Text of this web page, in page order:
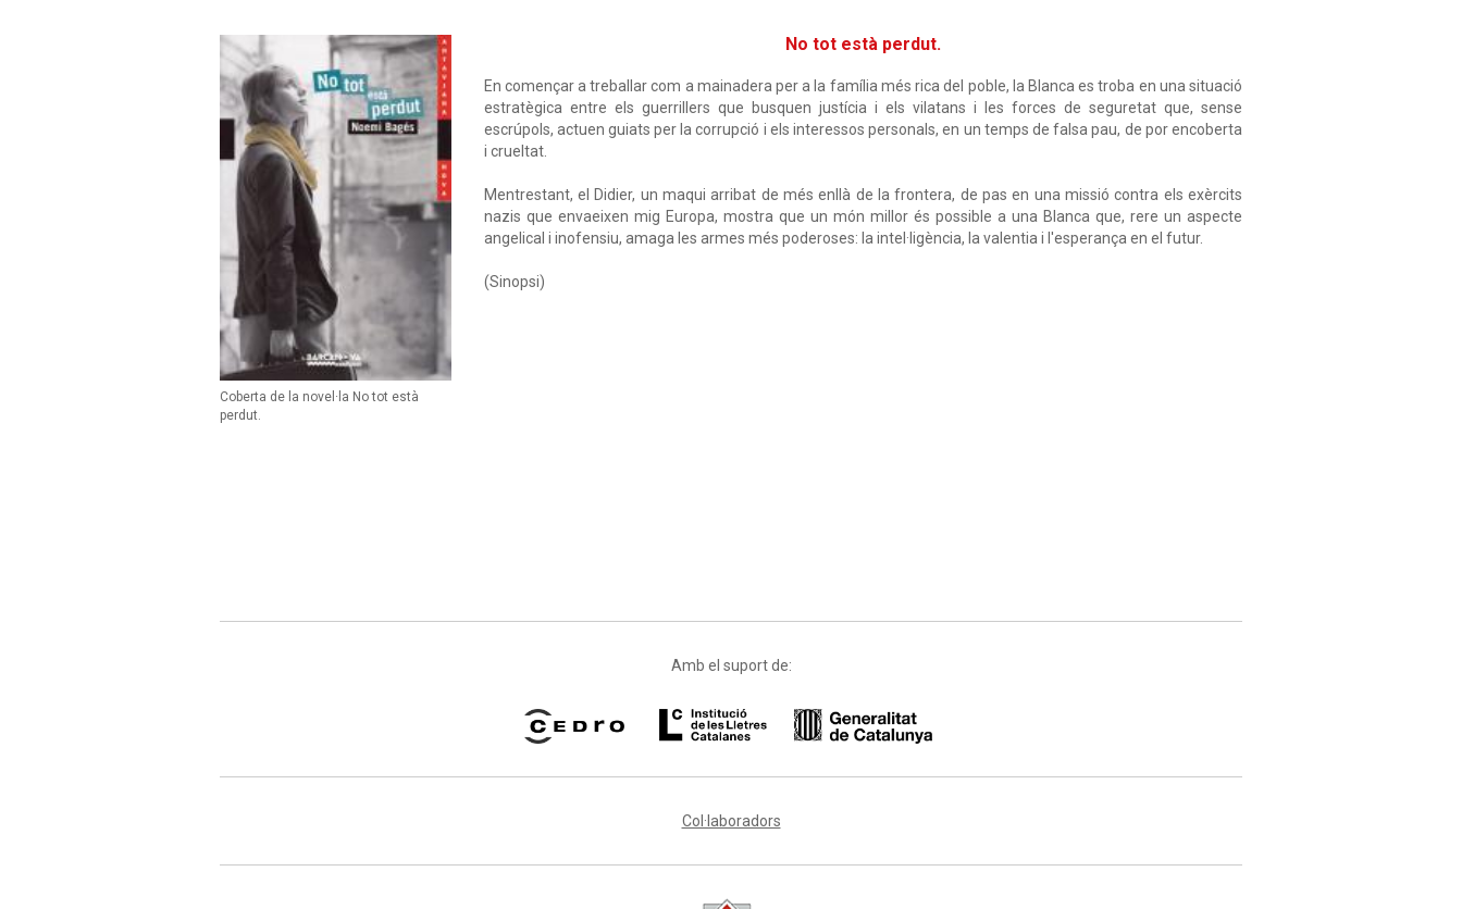
Coberta de la novel·la No tot està
perdut.
No tot està perdut.
En començar a treballar com a mainadera per a la família més rica del poble, la Blanca es troba en una situació
estratègica entre els guerrillers que busquen justícia i els vilatans i les forces de seguretat que, sense
escrúpols, actuen guiats per la corrupció i els interessos personals, en un temps de falsa pau, de por encoberta
i crueltat.
Mentrestant, el Didier, un maqui arribat de més enllà de la frontera, de pas en una missió contra els exèrcits
nazis que envaeixen mig Europa, mostra que un món millor és possible a una Blanca que, rere un aspecte
angelical i inofensiu, amaga les armes més poderoses: la intel·ligència, la valentia i l'esperança en el futur.
(Sinopsi)
Amb el suport de:
Col·laboradors